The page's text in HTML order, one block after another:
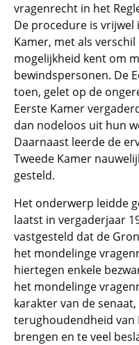
vragenrecht in het
De procedure is vrijwel
Kamer, met als
mogelijkheid kent om
bewindspersonen. De
toen, gelet op de
Eerste Kamer
dan nodeloos uit hun
Daarnaast leerde de
Tweede Kamer
gesteld.
Het onderwerp leidde
laatst in vergaderjaar
vastgesteld dat de
het mondelinge
hiertegen enkele
het mondelinge
karakter van de
terughoudendheid van
brengen en te veel